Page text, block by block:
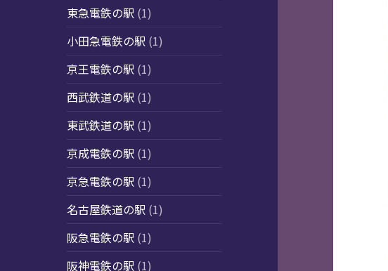
東急電鉄の駅 (1)
小田急電鉄の駅 (1)
京王電鉄の駅 (1)
西武鉄道の駅 (1)
東武鉄道の駅 (1)
京成電鉄の駅 (1)
京急電鉄の駅 (1)
名古屋鉄道の駅 (1)
阪急電鉄の駅 (1)
阪神電鉄の駅 (1)